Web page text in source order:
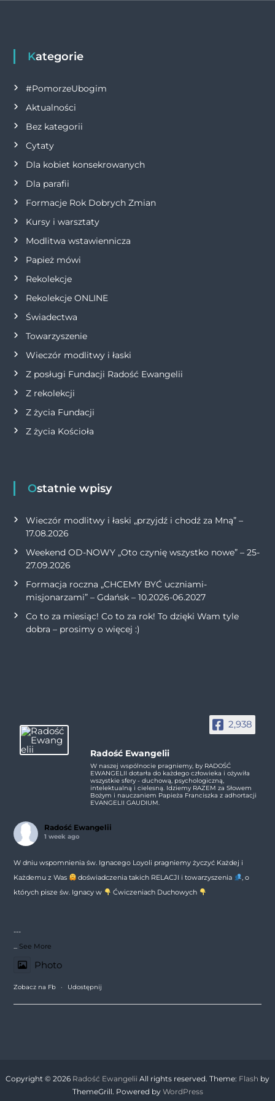
k
g
a
c
j
a
w
p
i
s
u
Kategorie
#PomorzeUbogim
Aktualności
Bez kategorii
Cytaty
Dla kobiet konsekrowanych
Dla parafii
Formacje Rok Dobrych Zmian
Kursy i warsztaty
Modlitwa wstawiennicza
Papież mówi
Rekolekcje
Rekolekcje ONLINE
Świadectwa
Towarzyszenie
Wieczór modlitwy i łaski
Z posługi Fundacji Radość Ewangelii
Z rekolekcji
Z życia Fundacji
Z życia Kościoła
Ostatnie wpisy
Wieczór modlitwy i łaski „przyjdź i chodź za Mną” –
17.08.2026
Weekend OD-NOWY „Oto czynię wszystko nowe” – 25-
27.09.2026
Formacja roczna „CHCEMY BYĆ uczniami-
misjonarzami” – Gdańsk – 10.2026-06.2027
Co to za miesiąc! Co to za rok! To dzięki Wam tyle
dobra – prosimy o więcej :)
2,938
Radość Ewangelii
W naszej wspólnocie pragniemy, by RADOŚĆ
EWANGELII dotarła do każdego człowieka i ożywiła
wszystkie sfery - duchową, psychologiczną,
intelektualną i cielesną. Idziemy RAZEM za Słowem
Bożym i nauczaniem Papieża Franciszka z adhortacji
EVANGELII GAUDIUM.
Radość Ewangelii
1 week ago
W dniu wspomnienia św. Ignacego Loyoli pragniemy życzyć Każdej i
Każdemu z Was
doświadczenia takich RELACJI i towarzyszenia
, o
których pisze św. Ignacy w
Ćwiczeniach Duchowych
---
See More
Photo
Zobacz na Fb · Udostępnij
Copyright © 2026 Radość Ewangelii All rights reserved. Theme: Flash by
ThemeGrill. Powered by WordPress